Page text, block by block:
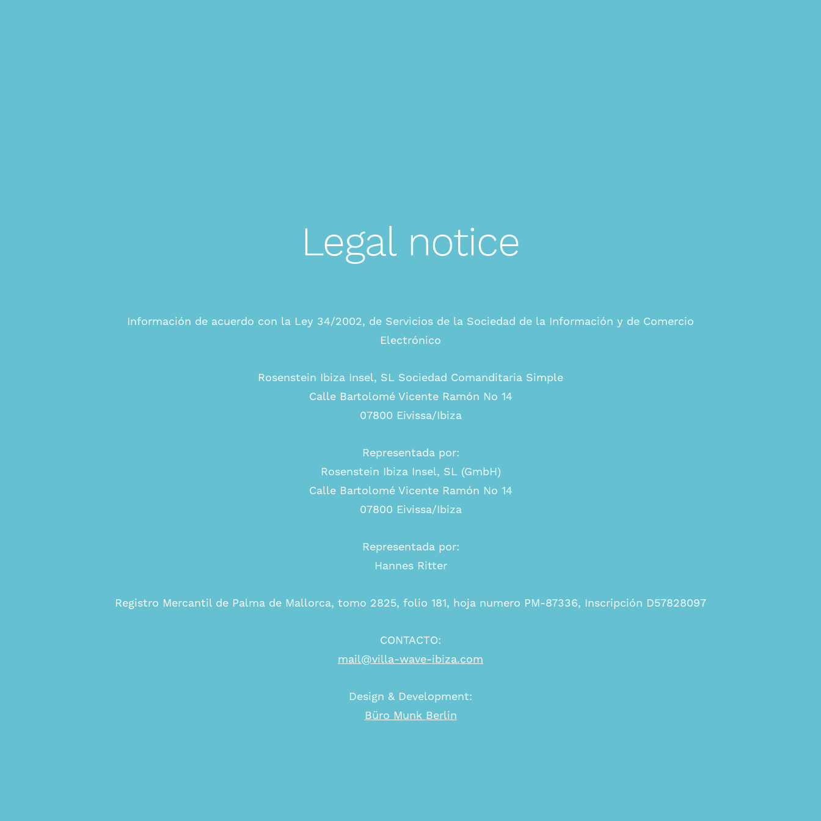
Legal notice
Información de acuerdo con la Ley 34/2002, de Servicios de la Sociedad de la Información y de Comercio
Electrónico
Rosenstein Ibiza Insel, SL Sociedad Comanditaria Simple
Calle Bartolomé Vicente Ramón No 14
07800 Eivissa/Ibiza
Representada por:
Rosenstein Ibiza Insel, SL (GmbH)
Calle Bartolomé Vicente Ramón No 14
07800 Eivissa/Ibiza
Representada por:
Hannes Ritter
Registro Mercantil de Palma de Mallorca, tomo 2825, folio 181, hoja numero PM-87336, Inscripción D57828097
CONTACTO:
mail@villa-wave-ibiza.com
Design & Development:
Büro Munk Berlin